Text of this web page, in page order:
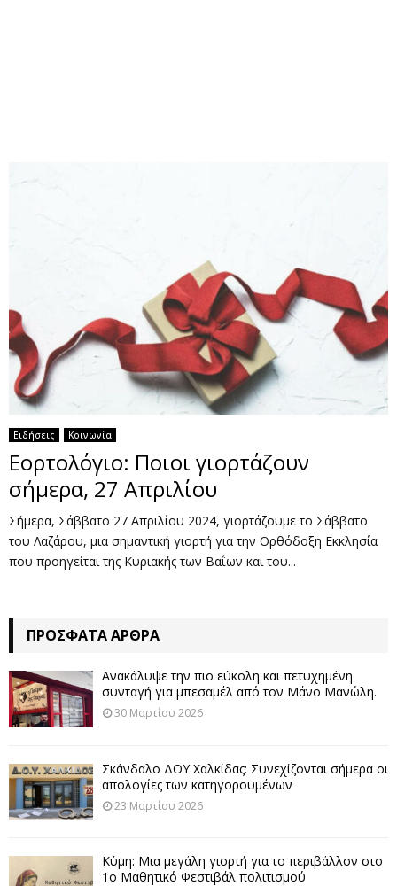
Ειδήσεις Κοινωνία
Εορτολόγιο: Ποιοι γιορτάζουν
σήμερα, 27 Απριλίου
Σήμερα, Σάββατο 27 Απριλίου 2024, γιορτάζουμε το Σάββατο
του Λαζάρου, μια σημαντική γιορτή για την Ορθόδοξη Εκκλησία
που προηγείται της Κυριακής των Βαΐων και του...
ΠΡΌΣΦΑΤΑ ΆΡΘΡΑ
Ανακάλυψε την πιο εύκολη και πετυχημένη
συνταγή για μπεσαμέλ από τον Μάνο Μανώλη.
30 Μαρτίου 2026
Σκάνδαλο ΔΟΥ Χαλκίδας: Συνεχίζονται σήμερα οι
απολογίες των κατηγορουμένων
23 Μαρτίου 2026
Κύμη: Μια μεγάλη γιορτή για το περιβάλλον στο
1ο Μαθητικό Φεστιβάλ πολιτισμού